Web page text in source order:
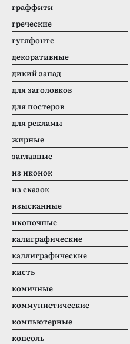
граффити
греческие
гуглфонтс
декоративные
дикий запад
для заголовков
для постеров
для рекламы
жирные
заглавные
из иконок
из сказок
изысканные
иконочные
калиграфические
каллиграфические
кисть
комичные
коммунистические
компьютерные
консоль